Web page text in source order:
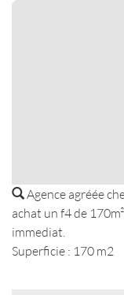
Agence agréée
achat un f4 de
immediat.
Superficie : 170 m2